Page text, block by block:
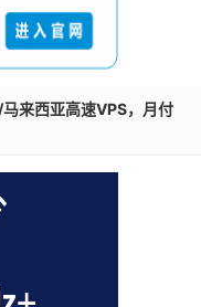
来西亚高速VPS，月付